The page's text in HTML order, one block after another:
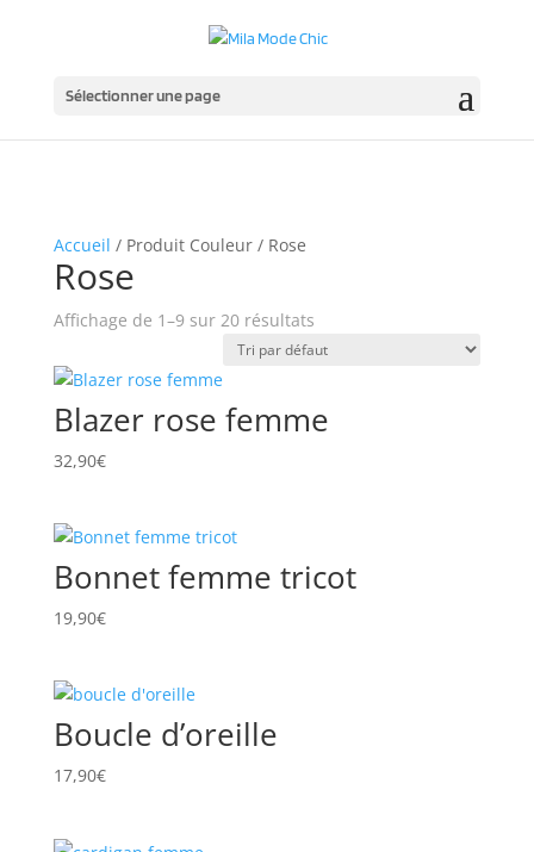
Sélectionner une page
Accueil / Produit Couleur / Rose
Rose
Affichage de 1–9 sur 20 résultats
Blazer rose femme
32,90€
Bonnet femme tricot
19,90€
Boucle d’oreille
17,90€